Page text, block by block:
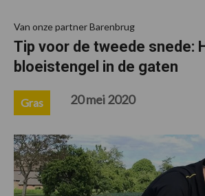
Van onze partner Barenbrug
Tip voor de tweede snede:
bloeistengel in de gaten
Gras 20 mei 2020